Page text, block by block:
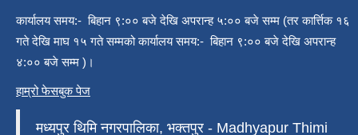
कार्यालय समय:- बिहान ९:०० बजे देखि अपरान्ह ५:०० बजे सम्म (तर कार्त्तिक १६
गते देखि माघ १५ गते सम्मको कार्यालय समय:- बिहान ९:०० बजे देखि अपरान्ह
४:०० बजे सम्म )।
हाम्रो फेसबुक पेज
मध्यपुर थिमि नगरपालिका, भक्तपुर - Madhyapur Thimi